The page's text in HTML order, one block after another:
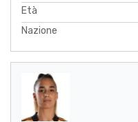
Età
Nazione